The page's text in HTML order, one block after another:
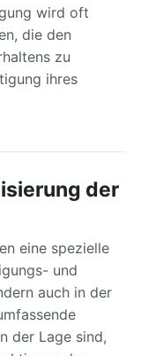
wird oft
die den
zu
ihres
der
eine spezielle
und
auch in der
der Lage sind,